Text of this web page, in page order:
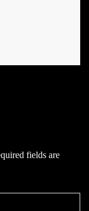
fields are